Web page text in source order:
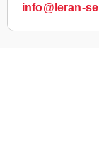
info@leran-